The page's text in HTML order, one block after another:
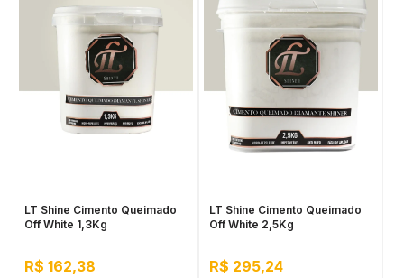
LT Shine Cimento Queimado
Off White 1,3Kg
R$ 162,38
LT Shine Cimento Queimado
Off White 2,5Kg
R$ 295,24